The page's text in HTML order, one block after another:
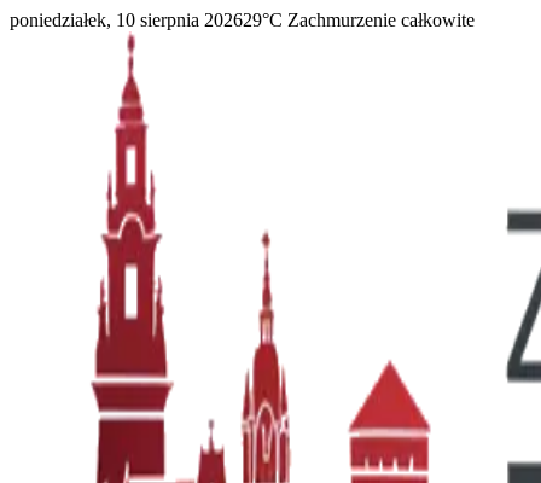
poniedziałek, 10 sierpnia 202629°C Zachmurzenie całkowite